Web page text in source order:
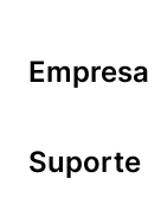
Empresa
Suporte